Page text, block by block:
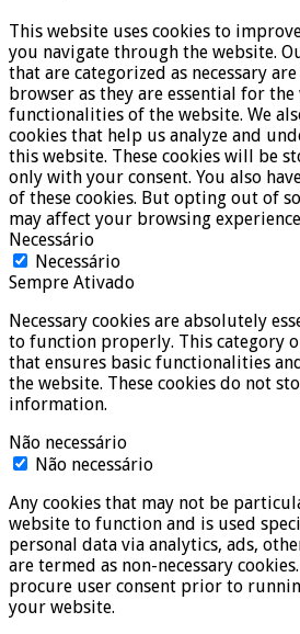
This website uses cookies to
you navigate through the website.
that are categorized as necessary
browser as they are essential for
functionalities of the website. We
cookies that help us analyze and
this website. These cookies will be
only with your consent. You also
of these cookies. But opting out of
may affect your browsing
Necessário
Necessário
Sempre Ativado
Necessary cookies are absolutely
to function properly. This category
that ensures basic functionalities
the website. These cookies do not
information.
Não necessário
Não necessário
Any cookies that may not be
website to function and is used
personal data via analytics, ads,
are termed as non-necessary
procure user consent prior to
your website.